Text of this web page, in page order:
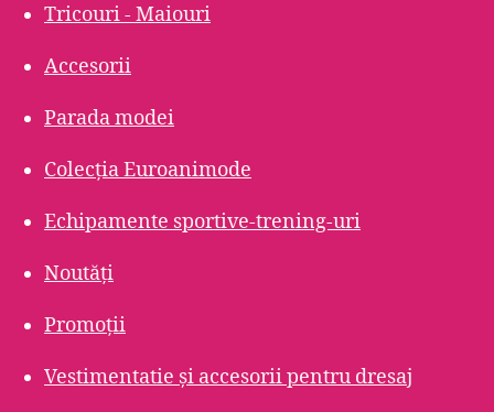
Tricouri - Maiouri
Accesorii
Parada modei
Colecția Euroanimode
Echipamente sportive-trening-uri
Noutăți
Promoții
Vestimentatie și accesorii pentru dresaj